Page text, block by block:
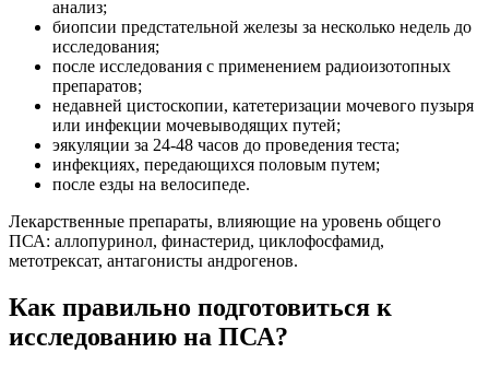
анализ;
биопсии предстательной железы за несколько недель до
исследования;
после исследования с применением радиоизотопных
препаратов;
недавней цистоскопии, катетеризации мочевого пузыря
или инфекции мочевыводящих путей;
эякуляции за 24-48 часов до проведения теста;
инфекциях, передающихся половым путем;
после езды на велосипеде.
Лекарственные препараты, влияющие на уровень общего
ПСА: аллопуринол, финастерид, циклофосфамид,
метотрексат, антагонисты андрогенов.
Как правильно подготовиться к
исследованию на ПСА?